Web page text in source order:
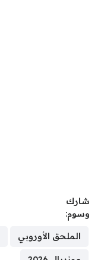
شارك
وسوم:
الملحق الأوروبي